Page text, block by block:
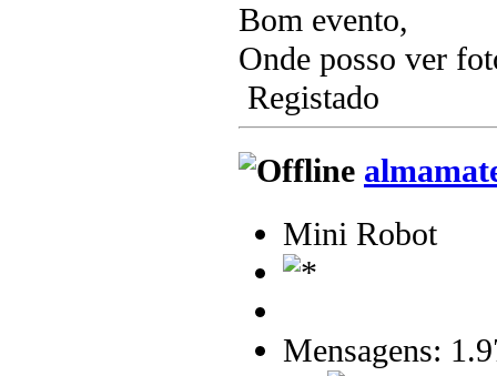
Bom evento,
Onde posso ver
Registado
Mini Robot
Mensagens: